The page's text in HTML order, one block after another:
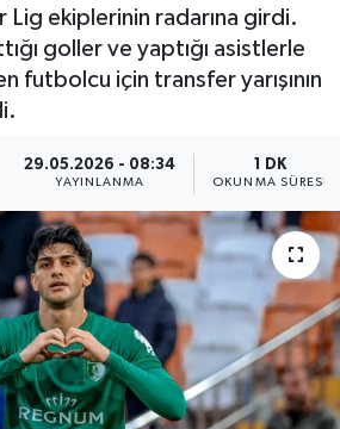
Lig ekiplerinin radarına girdi.
goller ve yaptığı asistlerle
futbolcu için transfer yarışının
29.05.2026 - 08:34
YAYINLANMA
1 DK
OKUNMA SÜRESI